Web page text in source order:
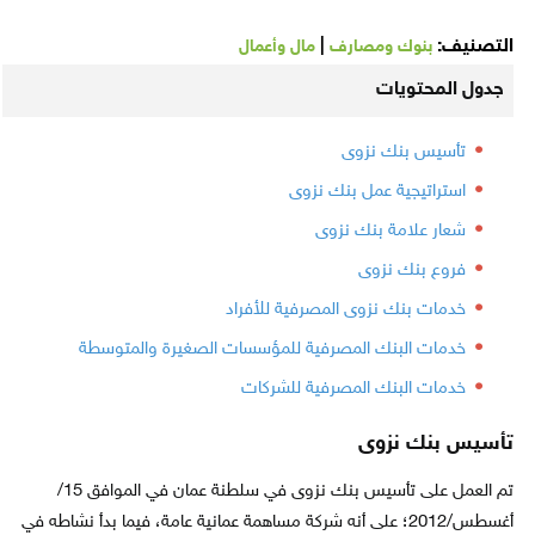
التصنيف: بنوك ومصارف| مال وأعمال
جدول المحتويات
تأسيس بنك نزوى
استراتيجية عمل بنك نزوى
شعار علامة بنك نزوى
فروع بنك نزوى
خدمات بنك نزوى المصرفية للأفراد
خدمات البنك المصرفية للمؤسسات الصغيرة والمتوسطة
خدمات البنك المصرفية للشركات
تأسيس بنك نزوى
تم العمل على تأسيس بنك نزوى في سلطنة عمان في الموافق 15/
أغسطس/2012؛ على أنه شركة مساهمة عمانية عامة، فيما بدأ نشاطه في